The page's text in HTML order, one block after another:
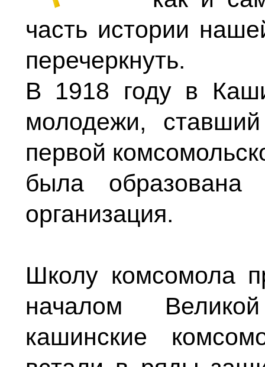
часть истории
перечеркнуть.
В 1918 году в
молодежи,
первой
была образована
организация.
Школу комсомола
началом
кашинские